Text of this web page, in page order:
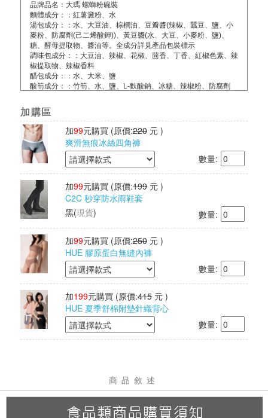
品牌品名：大瑪 螺螄粉碗裝
麵體成分：：紅薯澱粉、水
湯包成分：：水、大豆油、棕櫚油、豆瓣醬(辣椒、蠶豆、鹽、小
麥粉、防腐劑(己二烯酸鉀))、黃豆醬(水、大豆、小麥粉、鹽)、
糖、酵母提取物、醬油等。全成分詳見產品包裝標示
調味包成分：：大豆油、辣椒、花椒、茴香、丁香、紅椒色素、辣
椒提取物、辣椒香料
醋包成分：：水、大米、鹽
酸筍成分：：竹筍、水、鹽、L-麩酸鈉、冰糖、辣椒粉、防腐劑
蔬菜包成分：醃酸豆角(長豆、水、鹽)、醃蘿蔔(蘿蔔乾、鹽、L-麩
酸鈉、檸檬酸等。全成分詳見產品包裝標示
配料包成分：花生、腐竹(黃豆、水、小麥粉、鹽)、棕櫚油、鹽、
糖、L-麩酸鈉
容量：約234g/碗
食品業者登錄字號：M-154957418-00000-3
投保內容：已投保產品責任險2000萬元
有效期限：如包裝所示
保存期限：12個月
產地：馬來西亞
加購區
加99元購買 (原價:220 元 )
爽滑無痕冰絲四角褲
數量:
加99元購買 (原價:199 元 )
C2C 秒穿防水雨鞋套
黑(現貨) 數量:
加99元購買 (原價:250 元 )
HUE 膠原蛋白無縫內褲
數量:
加199元購買 (原價:415 元 )
HUE 夏季舒棉附墊針織背心
數量:
商品敘述